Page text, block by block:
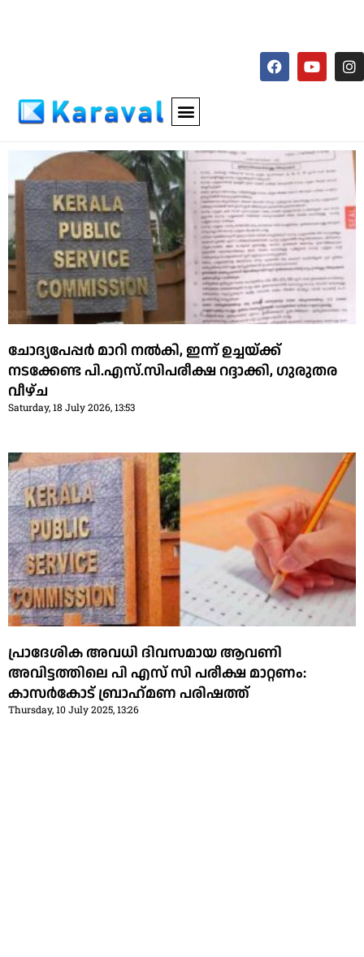
ചോദ്യപേപ്പര്‍ മാറി നല്‍കി, ഇന്ന് ഉച്ചയ്ക്ക്
നടക്കേണ്ട പി.എസ്.സിപരീക്ഷ റദ്ദാക്കി, ഗുരുതര
വീഴ്ച
Saturday, 18 July 2026, 13:53
പ്രാദേശിക അവധി ദിവസമായ ആവണി
അവിട്ടത്തിലെ പി എസ് സി പരീക്ഷ മാറ്റണം:
കാസര്‍കോട് ബ്രാഹ്‌മണ പരിഷത്ത്
Thursday, 10 July 2025, 13:26